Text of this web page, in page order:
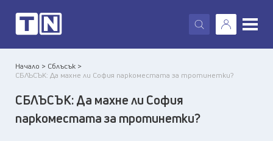
X
Начало > Сблъсък >
СБЛЪСЪК: Да махне ли София паркоместата за тротинетки?
СБЛЪСЪК: Да махне ли София
паркоместата за тротинетки?